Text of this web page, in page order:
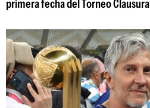
primera fecha del Torneo Clausura